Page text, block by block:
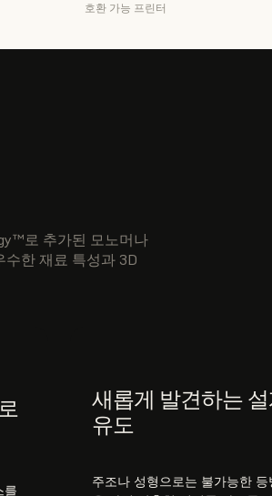
호환 가능 프린터
로 추가된 모노머나
수한 재료 특성과 3D
를
새롭게 발견하는
유도
주조나 성형으로는 불가능한 등